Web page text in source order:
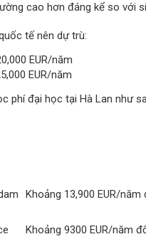
cao hơn đáng kể so với
tế nên dự trù:
EUR/năm
EUR/năm
phí đại học tại Hà Lan như
Khoảng 13,900 EUR/
Khoảng 9300 EUR/năm